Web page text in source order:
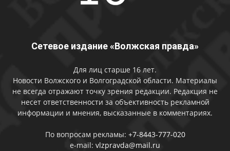
Сетевое издание «Волжская правда»
Для лиц старше 16 лет.
Новости Волжского и Волгоградской области. Материалы
не всегда отражают точку зрения редакции. Редакция не
несет ответственности за объективность рекламной
информации и мнения, высказанные в комментариях.
По вопросам рекламы: +7-8443-777-020
e-mail: vlzpravda@mail.ru